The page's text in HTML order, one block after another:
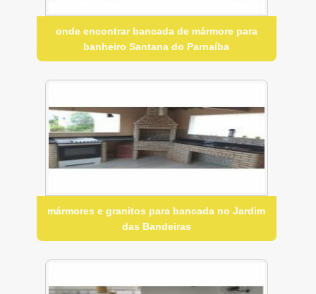
onde encontrar bancada de mármore para
banheiro Santana do Parnaíba
mármores e granitos para bancada no Jardim
das Bandeiras